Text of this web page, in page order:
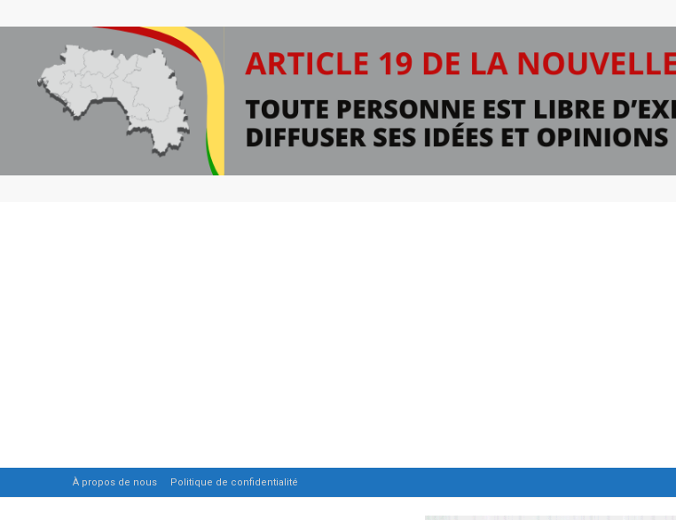
À propos de nous Politique de confidentialité